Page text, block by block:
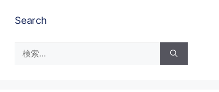
Search
索: